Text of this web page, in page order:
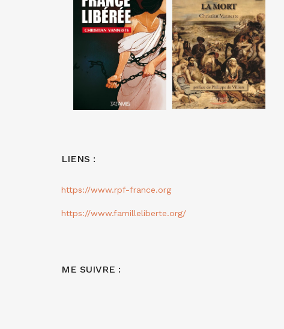
LIENS :
https://www.rpf-france.org
https://www.familleliberte.org/
ME SUIVRE :